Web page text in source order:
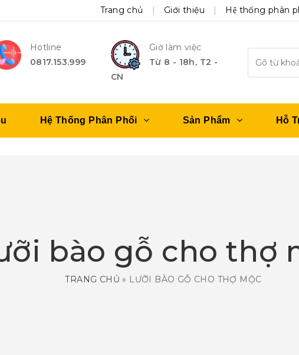
Trang chủ Giới thiệu Hệ thống phân
Hotline
0817.153.999
Giờ làm việc
Từ 8 - 18h, T2 -
CN
Hệ Thống Phân Phối Sản Phẩm Hỗ
bào gỗ cho thợ
TRANG CHỦ » LƯỠI BÀO GỖ CHO THỢ MỘC